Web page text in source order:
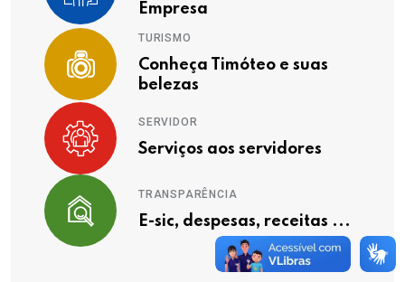
Empresa
TURISMO
Conheça Timóteo e suas
belezas
SERVIDOR
Serviços aos servidores
TRANSPARÊNCIA
E-sic, despesas, receitas ...